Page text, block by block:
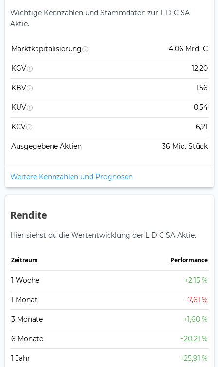
Wichtige Kennzahlen und Stammdaten zur L D C SA
Aktie.
Marktkapitalisierung 4,06 Mrd. €
KGV 12,20
KBV 1,56
KUV 0,54
KCV 6,21
Ausgegebene Aktien 36 Mio. Stück
Weitere Kennzahlen und Prognosen
Rendite
Hier siehst du die Wertentwicklung der L D C SA Aktie.
Zeitraum Perfor­mance
1 Woche +2,15 %
1 Monat -7,61 %
3 Monate +1,60 %
6 Monate +20,21 %
1 Jahr +25,91 %